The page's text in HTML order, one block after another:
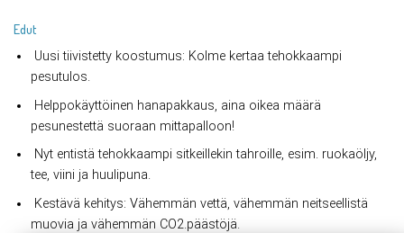
Edut
Uusi tiivistetty koostumus: Kolme kertaa tehokkaampi
pesutulos.
Helppokäyttöinen hanapakkaus, aina oikea määrä
pesunestettä suoraan mittapalloon!
Nyt entistä tehokkaampi sitkeillekin tahroille, esim. ruokaöljy,
tee, viini ja huulipuna.
Kestävä kehitys: Vähemmän vettä, vähemmän neitseellistä
muovia ja vähemmän CO2.päästöjä.